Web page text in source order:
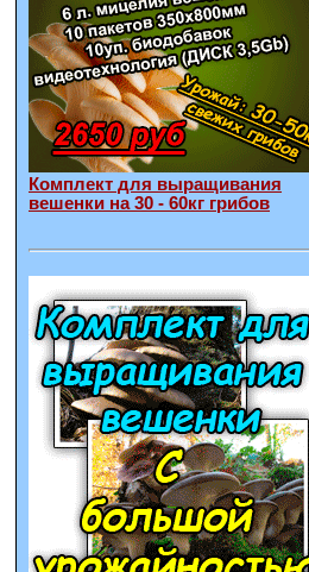
Комплект для выращивания
вешенки на 30 - 60кг грибов